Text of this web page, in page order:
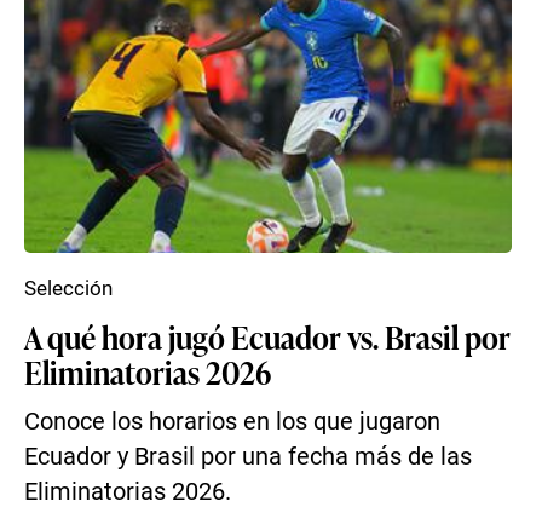
A qué hora jugó Ecuador vs. Brasil por
Eliminatorias 2026
Conoce los horarios en los que jugaron
Ecuador y Brasil por una fecha más de las
Eliminatorias 2026.
Selección